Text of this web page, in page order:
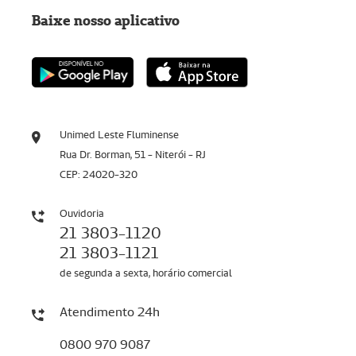
Unimed Leste Fluminense
Rua Dr. Borman, 51 - Niterói - RJ
CEP: 24020-320
Ouvidoria
21 3803-1120
21 3803-1121
de segunda a sexta, horário comercial
Atendimento 24h
0800 970 9087
Baixe nosso aplicativo